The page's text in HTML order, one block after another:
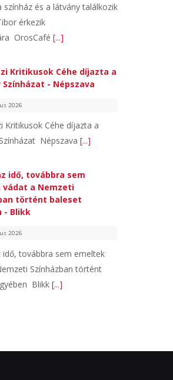
színház és a látvány találkozik
érkezik
OrosCafé [...]
Kritikusok Céhe díjazta a
- Népszava
2026
Kritikusok Céhe díjazta a
Népszava [...]
idő, továbbra sem
vádat a Nemzeti
történt baleset
- Blikk
2026
idő, továbbra sem emeltek
Színházban történt
Blikk [...]